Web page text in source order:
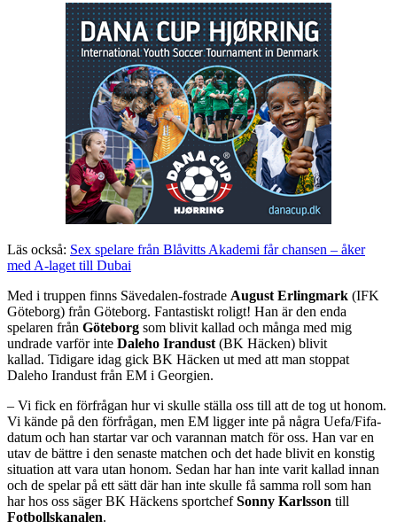
Läs också: Sex spelare från Blåvitts Akademi får chansen – åker
med A-laget till Dubai
Med i truppen finns Sävedalen-fostrade August Erlingmark (IFK
Göteborg) från Göteborg. Fantastiskt roligt! Han är den enda
spelaren från Göteborg som blivit kallad och många med mig
undrade varför inte Daleho Irandust (BK Häcken) blivit
kallad. Tidigare idag gick BK Häcken ut med att man stoppat
Daleho Irandust från EM i Georgien.
– Vi fick en förfrågan hur vi skulle ställa oss till att de tog ut honom.
Vi kände på den förfrågan, men EM ligger inte på några Uefa/Fifa-
datum och han startar var och varannan match för oss. Han var en
utav de bättre i den senaste matchen och det hade blivit en konstig
situation att vara utan honom. Sedan har han inte varit kallad innan
och de spelar på ett sätt där han inte skulle få samma roll som han
har hos oss säger BK Häckens sportchefSonny Karlsson till
Fotbollskanalen.